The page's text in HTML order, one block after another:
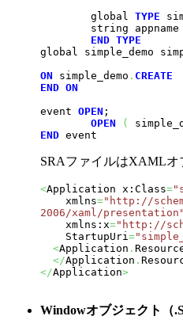
        global
TYPE
        string appname
END TYPE
global simple_demo
ON simple_demo . CREATE
END ON
event OPEN ;
OPEN
(
END event
SRAファイルはXAML
<Application x:Class=
    xmlns
="http://
2006/xaml/presentation"
xmlns:x="http://
    StartupUri
=
<Application .
</Application .
</Application>
Windowオブジェクト（